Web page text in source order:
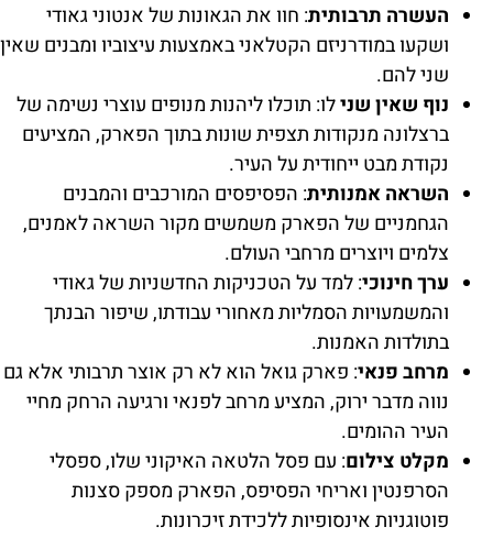
העשרה תרבותית: חוו את הגאונות של אנטוני גאודי
ושקעו במודרניזם הקטלאני באמצעות עיצוביו ומבנים שאין
שני להם.
נוף שאין שנילו: תוכלו ליהנות מנופים עוצרי נשימה של
ברצלונה מנקודות תצפית שונות בתוך הפארק, המציעים
נקודת מבט ייחודית על העיר.
השראה אמנותית: הפסיפסים המורכבים והמבנים
הגחמניים של הפארק משמשים מקור השראה לאמנים,
צלמים ויוצרים מרחבי העולם.
ערך חינוכי: למד על הטכניקות החדשניות של גאודי
והמשמעויות הסמליות מאחורי עבודתו, שיפור הבנתך
בתולדות האמנות.
מרחב פנאי: פארק גואל הוא לא רק אוצר תרבותי אלא גם
נווה מדבר ירוק, המציע מרחב לפנאי ורגיעה הרחק מחיי
העיר ההומים.
מקלט צילום: עם פסל הלטאה האיקוני שלו, ספסלי
הסרפנטין ואריחי הפסיפס, הפארק מספק סצנות
פוטוגניות אינסופיות ללכידת זיכרונות.